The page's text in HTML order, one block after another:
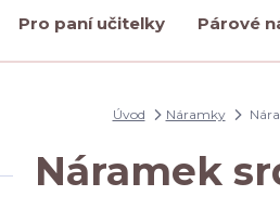
Pro paní učitelky Párové
Úvod Náramky
Náramek